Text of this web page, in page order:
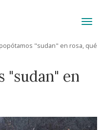
"sudan" en rosa, qué
"sudan" en